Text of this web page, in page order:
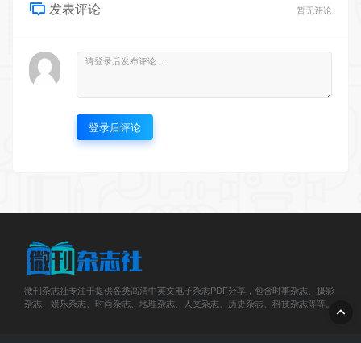
发表评论 暂无评论
登录后评论
微刊杂志社专注于提供各类高清中英文电子杂志PDF分享，包含时事杂志、摄影
杂志、娱乐杂志、时尚杂志、地理杂志、人文杂志、历史杂志、科技杂志等等。